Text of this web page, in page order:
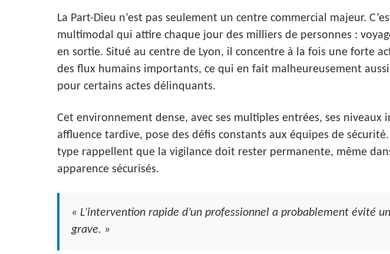
La Part-Dieu n’est pas seulement un centre commercial majeur.
multimodal qui attire chaque jour des milliers de personnes :
en sortie. Situé au centre de Lyon, il concentre à la fois une forte
des flux humains importants, ce qui en fait malheureusement
pour certains actes délinquants.
Cet environnement dense, avec ses multiples entrées, ses niveaux
affluence tardive, pose des défis constants aux équipes de
type rappellent que la vigilance doit rester permanente, même
apparence sécurisés.
« L’intervention rapide d’un professionnel a probablement évité
grave. »